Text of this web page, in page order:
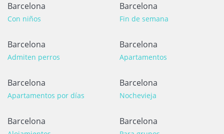
Barcelona
Con niños
Barcelona
Fin de semana
Barcelona
Admiten perros
Barcelona
Apartamentos
Barcelona
Apartamentos por días
Barcelona
Nochevieja
Barcelona Barcelona